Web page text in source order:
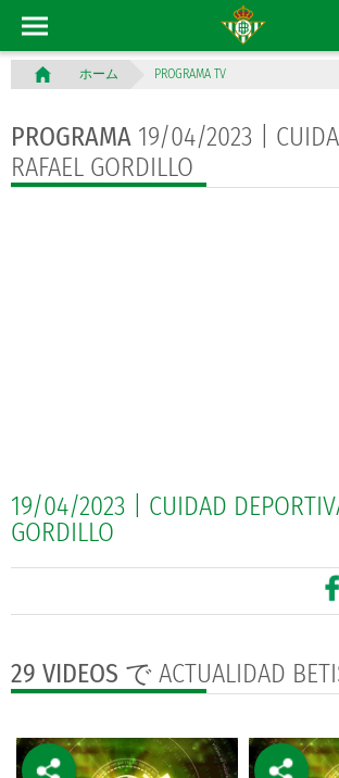
ホーム PROGRAMA TV
PROGRAMA 19/04/2023 |
RAFAEL GORDILLO
19/04/2023 | CUIDAD
GORDILLO
29 VIDEOS で ACTUALIDAD